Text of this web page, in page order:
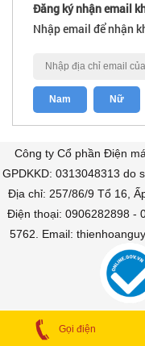
Đăng ký nhận email
Nhập email để nhận
Công ty Cổ phần Điện
GPDKKD: 0313048313 do
Địa chỉ: 257/86/9 Tổ 16,
Điện thoại: 0906282898 -
5762. Email:
COPYRIGHT ©
Gọi điện